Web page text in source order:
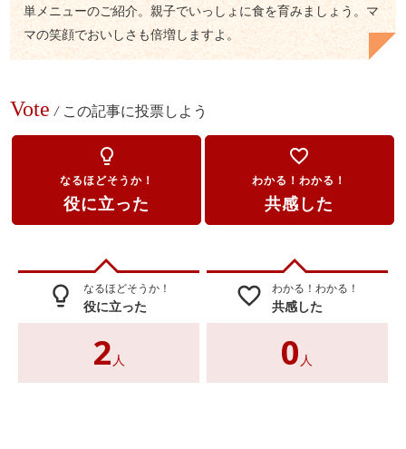
単メニューのご紹介。親子でいっしょに食を育みましょう。マ
マの笑顔でおいしさも倍増しますよ。
Vote / この記事に投票しよう
lightbulb_outline
なるほどそうか！
役に立った
favorite_border
わかる！わかる！
共感した
lightbulb_outline なるほどそうか！
役に立った
2 人
favorite_border わかる！わかる！
共感した
0 人